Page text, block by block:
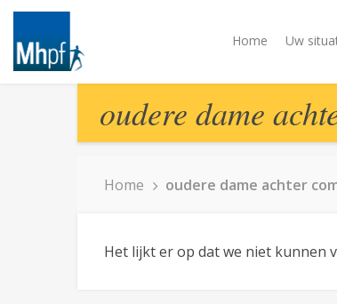
Home Uw
oudere dame
Home oudere dame achter
Het lijkt er op dat we niet kunnen